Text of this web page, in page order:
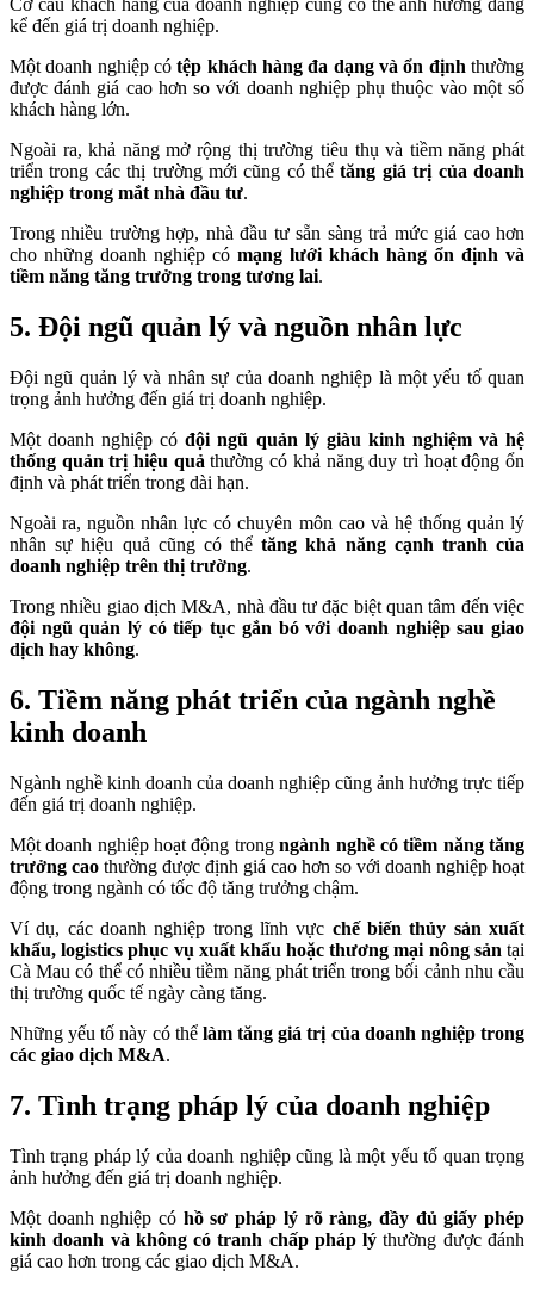
Cơ cấu khách hàng của doanh nghiệp cũng có thể ảnh hưởng đáng
kể đến giá trị doanh nghiệp.
Một doanh nghiệp cótệp khách hàng đa dạng và ổn định thường
được đánh giá cao hơn so với doanh nghiệp phụ thuộc vào một số
khách hàng lớn.
Ngoài ra, khả năng mở rộng thị trường tiêu thụ và tiềm năng phát
triển trong các thị trường mới cũng có thểtăng giá trị của doanh
nghiệp trong mắt nhà đầu tư.
Trong nhiều trường hợp, nhà đầu tư sẵn sàng trả mức giá cao hơn
cho những doanh nghiệp có mạng lưới khách hàng ổn định và
tiềm năng tăng trưởng trong tương lai.
5. Đội ngũ quản lý và nguồn nhân lực
Đội ngũ quản lý và nhân sự của doanh nghiệp là một yếu tố quan
trọng ảnh hưởng đến giá trị doanh nghiệp.
Một doanh nghiệp cóđội ngũ quản lý giàu kinh nghiệm và hệ
thống quản trị hiệu quả thường có khả năng duy trì hoạt động ổn
định và phát triển trong dài hạn.
Ngoài ra, nguồn nhân lực có chuyên môn cao và hệ thống quản lý
nhân sự hiệu quả cũng có thểtăng khả năng cạnh tranh của
doanh nghiệp trên thị trường.
Trong nhiều giao dịch M&A, nhà đầu tư đặc biệt quan tâm đến việc
đội ngũ quản lý có tiếp tục gắn bó với doanh nghiệp sau giao
dịch hay không.
6. Tiềm năng phát triển của ngành nghề
kinh doanh
Ngành nghề kinh doanh của doanh nghiệp cũng ảnh hưởng trực tiếp
đến giá trị doanh nghiệp.
Một doanh nghiệp hoạt động trongngành nghề có tiềm năng tăng
trưởng cao thường được định giá cao hơn so với doanh nghiệp hoạt
động trong ngành có tốc độ tăng trưởng chậm.
Ví dụ, các doanh nghiệp trong lĩnh vực chế biến thủy sản xuất
khẩu, logistics phục vụ xuất khẩu hoặc thương mại nông sản tại
Cà Mau có thể có nhiều tiềm năng phát triển trong bối cảnh nhu cầu
thị trường quốc tế ngày càng tăng.
Những yếu tố này có thể làm tăng giá trị của doanh nghiệp trong
các giao dịch M&A.
7. Tình trạng pháp lý của doanh nghiệp
Tình trạng pháp lý của doanh nghiệp cũng là một yếu tố quan trọng
ảnh hưởng đến giá trị doanh nghiệp.
Một doanh nghiệp có hồ sơ pháp lý rõ ràng, đầy đủ giấy phép
kinh doanh và không có tranh chấp pháp lý thường được đánh
giá cao hơn trong các giao dịch M&A.